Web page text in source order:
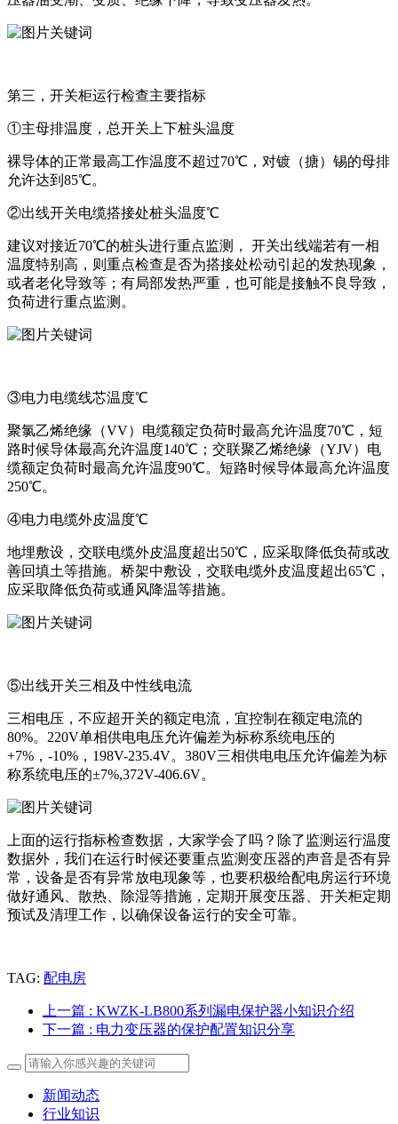
第三，开关柜运行检查主要指标
①主母排温度，总开关上下桩头温度
裸导体的正常最高工作温度不超过70℃，对镀（搪）锡的母排
允许达到85℃。
②出线开关电缆搭接处桩头温度℃
建议对接近70℃的桩头进行重点监测， 开关出线端若有一相
温度特别高，则重点检查是否为搭接处松动引起的发热现象，
或者老化导致等；有局部发热严重，也可能是接触不良导致，
负荷进行重点监测。
③电力电缆线芯温度℃
聚氯乙烯绝缘（VV）电缆额定负荷时最高允许温度70℃，短
路时候导体最高允许温度140℃；交联聚乙烯绝缘（YJV）电
缆额定负荷时最高允许温度90℃。短路时候导体最高允许温度
250℃。
④电力电缆外皮温度℃
地埋敷设，交联电缆外皮温度超出50℃，应采取降低负荷或改
善回填土等措施。桥架中敷设，交联电缆外皮温度超出65℃，
应采取降低负荷或通风降温等措施。
⑤出线开关三相及中性线电流
三相电压，不应超开关的额定电流，宜控制在额定电流的
80%。220V单相供电电压允许偏差为标称系统电压的
+7%，-10%，198V-235.4V。380V三相供电电压允许偏差为标
称系统电压的±7%,372V-406.6V。
上面的运行指标检查数据，大家学会了吗？除了监测运行温度
数据外，我们在运行时候还要重点监测变压器的声音是否有异
常，设备是否有异常放电现象等，也要积极给配电房运行环境
做好通风、散热、除湿等措施，定期开展变压器、开关柜定期
预试及清理工作，以确保设备运行的安全可靠。
TAG: 配电房
上一篇 : KWZK-LB800系列漏电保护器小知识介绍
下一篇 : 电力变压器的保护配置知识分享
新闻动态
行业知识